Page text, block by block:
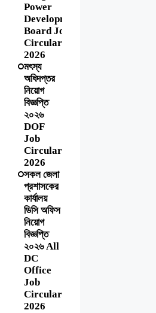
Power
Development
Board Job
Circular
2026
মৎস্য
অধিদপ্তর
নিয়োগ
বিজ্ঞপ্তি
২০২৬
DOF
Job
Circular
2026
সকল জেলা
প্রশাসকের
কার্যালয়
ডিসি অফিস
নিয়োগ
বিজ্ঞপ্তি
২০২৬ All
DC
Office
Job
Circular
2026